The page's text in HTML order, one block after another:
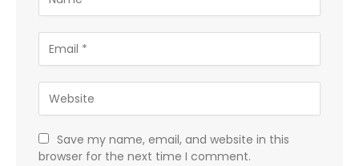
Save my name, email, and website in this
browser for the next time I comment.